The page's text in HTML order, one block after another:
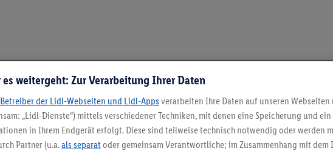
5.95 € Versand
Jetzt zum Newsletter
es weitergeht: Zur Verarbeitung Ihrer Daten
Betreiber der Lidl-Webseiten und Lidl-Apps verarbeiten Ihre Daten auf unseren Webseiten
„Lidl-Dienste“) mittels verschiedener Techniken, mit denen eine Speicherung und
in Ihrem Endgerät erfolgt. Diese sind teilweise technisch notwendig oder werden
Partner (u.a.als separat oder gemeinsam Verantwortliche; im Zusammenhang mit dem